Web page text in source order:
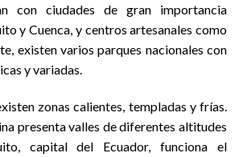
con ciudades de gran importancia
y Cuenca, y centros artesanales como
existen varios parques nacionales con
y variadas.
zonas calientes, templadas y frías.
presenta valles de diferentes altitudes
capital del Ecuador, funciona el